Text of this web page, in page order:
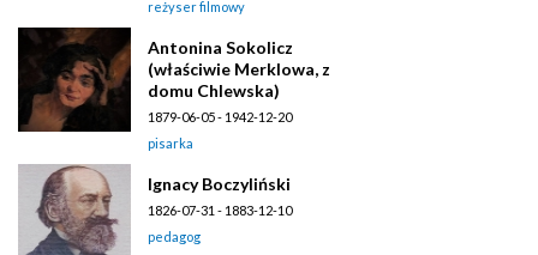
reżyser filmowy
Antonina Sokolicz
(właściwie Merklowa, z
domu Chlewska)
1879-06-05 - 1942-12-20
pisarka
Ignacy Boczyliński
1826-07-31 - 1883-12-10
pedagog